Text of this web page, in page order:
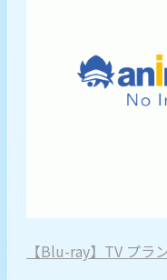
【Blu-ray】TV プラ